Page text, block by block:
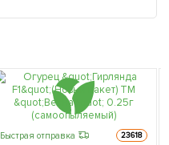
Быстрая отправка 23618